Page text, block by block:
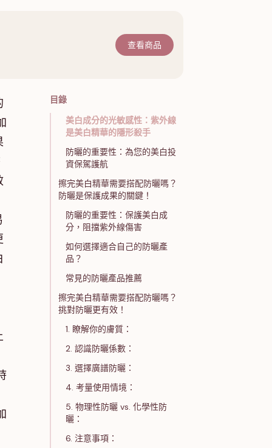
查看商品
目錄
美白成分的光敏感性：紫外線
是美白精華的隱形殺手
防曬的重要性：為您的美白投
資保駕護航
擦完美白精華需要搭配防曬嗎？
防曬是保護成果的關鍵！
防曬的重要性：保護美白成
分，阻擋紫外線傷害
如何選擇適合自己的防曬產
品？
常見的防曬產品推薦
擦完美白精華需要搭配防曬嗎？
挑對防曬更有效！
1. 瞭解你的膚質：
2. 認識防曬係數：
3. 選擇廣譜防曬：
4. 考量使用情境：
5. 物理性防曬 vs. 化學性防
曬：
6. 注意事項：